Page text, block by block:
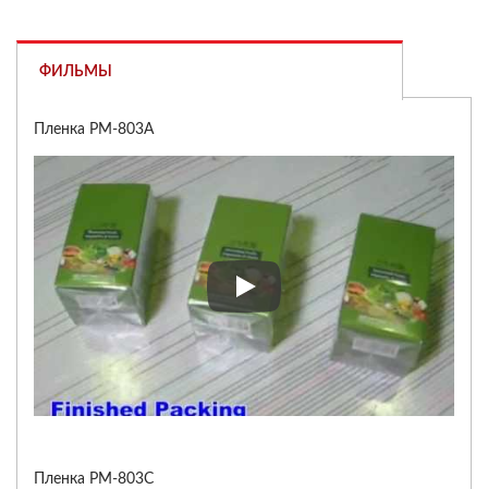
ФИЛЬМЫ
Пленка PM-803A
Пленка PM-803A
Пленка PM-803C